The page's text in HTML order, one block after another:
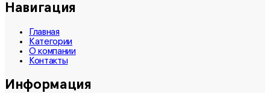
Навигация
Главная
Категории
О компании
Контакты
Информация